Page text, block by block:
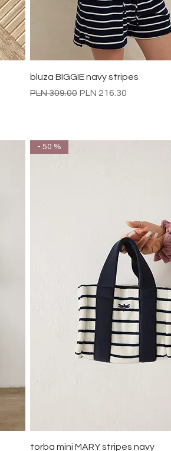
Quick View
bluza BIGGIE navy stripes
Regular Price
PLN 309.00 Sale Price
PLN 216.30
Quick View
- 50 %
torba mini MARY stripes navy